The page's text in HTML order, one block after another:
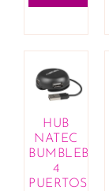
HUB
NATEC
BUMBLEBEE
4
PUERTOS